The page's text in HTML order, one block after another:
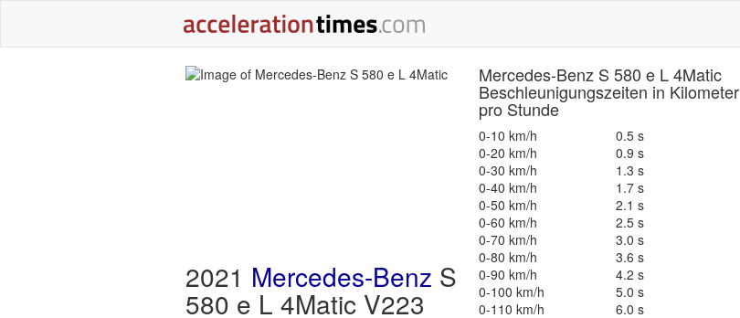
2021 Mercedes-Benz S
580 e L 4Matic V223
Mercedes-Benz S 580 e L 4Matic
Beschleunigungszeiten in Kilometer
pro Stunde
0-10 km/h
0.5 s
0-20 km/h
0.9 s
0-30 km/h
1.3 s
0-40 km/h
1.7 s
0-50 km/h
2.1 s
0-60 km/h
2.5 s
0-70 km/h
3.0 s
0-80 km/h
3.6 s
0-90 km/h
4.2 s
0-100 km/h
5.0 s
0-110 km/h
6.0 s